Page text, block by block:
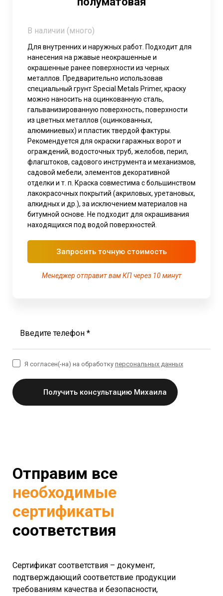
В наличии (много)
Для внутренних и наружных работ. Подходит для
нанесения на ржавые неокрашенные и
окрашенные ранее поверхности из черных
металлов. Предварительно использовав
специальный грунт Special Metals Primer, краску
можно наносить на оцинкованную сталь,
гальванизированную поверхность, поверхности
из цветных металлов (оцинкованных,
алюминиевых) и пластик твердой фактуры.
Рекомендуется для окраски гаражных ворот и
ограждений, водосточных труб, желобов, перил,
флагштоков, садового инструмента и механизмов,
садовой мебели, элементов декоративной
отделки и т. п. Краска совместима с большинством
лакокрасочных покрытий (акриловых, уретановых,
алкидных и др.), за исключением материалов на
битумной основе. Не подходит для окрашивания
находящихся под водой поверхностей.
Запросить точную стоимость
Менеджер отправит вам КП через 10 минут
Введите телефон *
Получить консультацию Михаила
Я согласен(-на) на обработку персональных данных
Отправим все
необходимые
сертификаты
соответствия
Сертификат соответствия – документ,
подтверждающий соответствие продукции
требованиям качества и безопасности,